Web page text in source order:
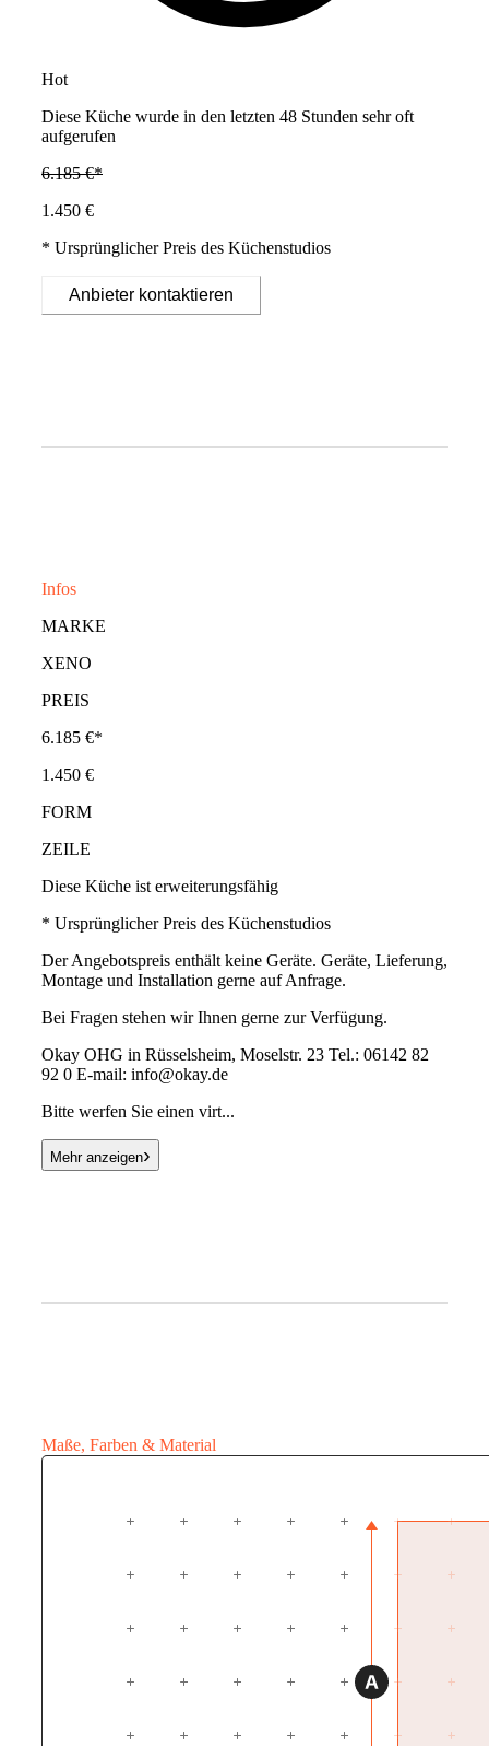
Hot
Diese Küche wurde in den letzten 48 Stunden sehr oft
aufgerufen
6.185 €*
1.450 €
* Ursprünglicher Preis des Küchenstudios
Anbieter kontaktieren
Infos
MARKE
XENO
PREIS
6.185 €*
1.450 €
FORM
ZEILE
Diese Küche ist erweiterungsfähig
* Ursprünglicher Preis des Küchenstudios
Der Angebotspreis enthält keine Geräte. Geräte, Lieferung,
Montage und Installation gerne auf Anfrage.
Bei Fragen stehen wir Ihnen gerne zur Verfügung.
Okay OHG in Rüsselsheim, Moselstr. 23 Tel.: 06142 82
92 0 E-mail: info@okay.de
Bitte werfen Sie einen virt...
Mehr anzeigen›
Maße, Farben & Material